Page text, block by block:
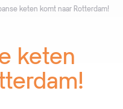
keten komt naar Rotterdam!
keten